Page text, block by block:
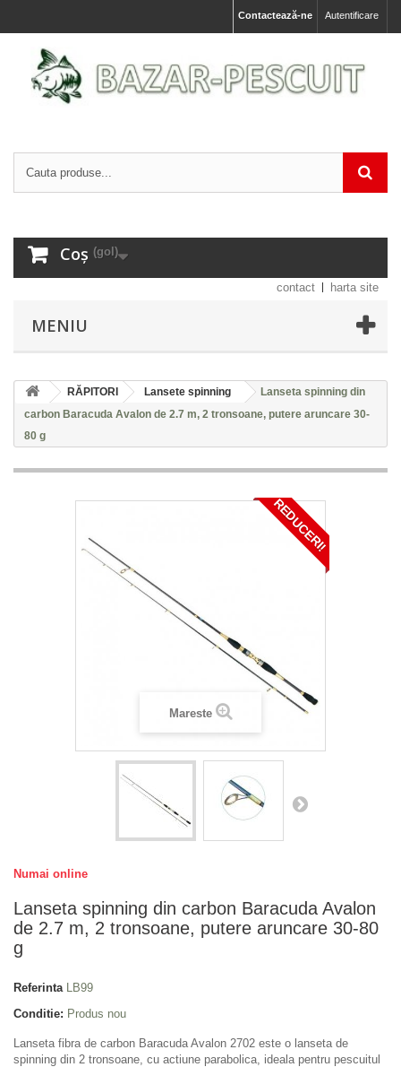
Autentificare
Contactează-ne
Coș (gol)
contact harta site
MENIU
RĂPITORI Lansete spinning
Lanseta spinning din
carbon Baracuda Avalon de 2.7 m, 2 tronsoane, putere aruncare 30-
80 g
REDUCERI!
Mareste
Numai online
Lanseta spinning din carbon Baracuda Avalon
de 2.7 m, 2 tronsoane, putere aruncare 30-80
g
Referinta
LB99
Conditie: Produs nou
Lanseta fibra de carbon Baracuda Avalon 2702 este o lanseta de
spinning din 2 tronsoane, cu actiune parabolica, ideala pentru pescuitul